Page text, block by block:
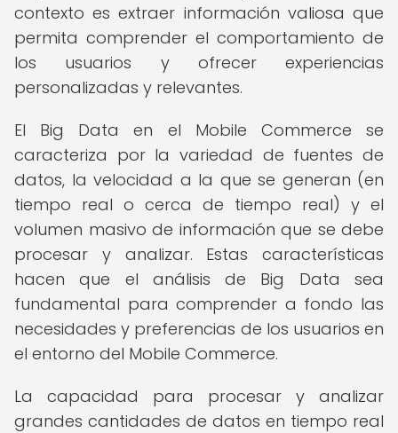
contexto es extraer información valiosa que
permita comprender el comportamiento de
los usuarios y ofrecer experiencias
personalizadas y relevantes.
El Big Data en el Mobile Commerce se
caracteriza por la variedad de fuentes de
datos, la velocidad a la que se generan (en
tiempo real o cerca de tiempo real) y el
volumen masivo de información que se debe
procesar y analizar. Estas características
hacen que el análisis de Big Data sea
fundamental para comprender a fondo las
necesidades y preferencias de los usuarios en
el entorno del Mobile Commerce.
La capacidad para procesar y analizar
grandes cantidades de datos en tiempo real